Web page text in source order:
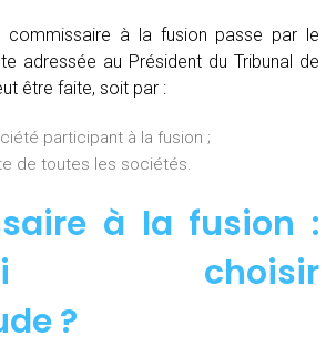
commissaire à la fusion passe par le
adressée au Président du Tribunal de
être faite, soit par :
participant à la fusion ;
de toutes les sociétés.
à la fusion :
choisir
?